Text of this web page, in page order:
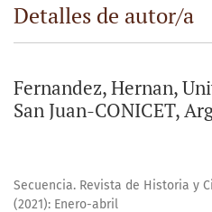
Detalles de autor/a
Fernandez, Hernan,
San Juan-CONICET,
Secuencia. Revista de Historia y
(2021): Enero-abril